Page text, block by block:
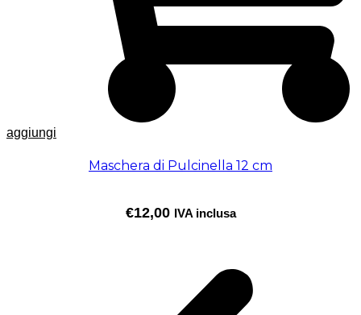
aggiungi
Maschera di Pulcinella 12 cm
€12,00 IVA inclusa